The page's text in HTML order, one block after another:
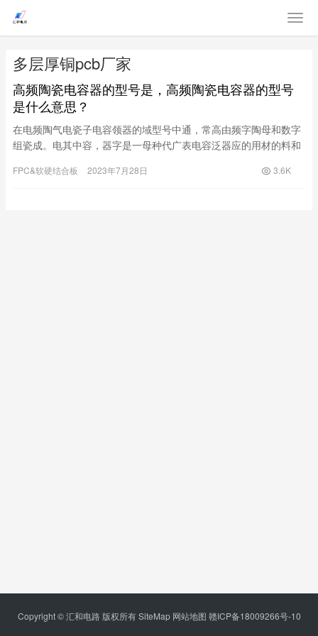
多层厚铜pcb厂家
高频陶瓷电容器的型号是，高频陶瓷电容器的型号
是什么意思？
在电频陶气电瓷子电容领器的域型号中通，常高由频字陶母和数字
组瓷成。电其中容，器字是一母种代广表电容泛器应的用材的料和
容荷量的。常元见件的，高而频高频陶
FPC&软硬结合板 2023年7月28日 3.6K
Copyright © 汇和电路 版权所有SiteMap 网站地图 赣ICP备18009266号-10